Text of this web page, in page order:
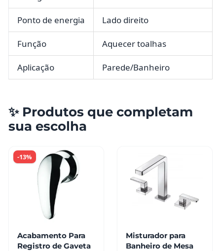
Ponto de energia Lado direito
Função Aquecer toalhas
Aplicação Parede/Banheiro
✨ Produtos que completam
sua escolha
-13%
Acabamento Para
Registro de Gaveta
Misturador para
Banheiro de Mesa